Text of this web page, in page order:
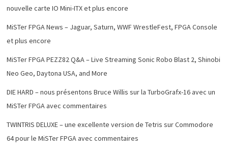
nouvelle carte IO Mini-ITX et plus encore
MiSTer FPGA News – Jaguar, Saturn, WWF WrestleFest, FPGA Console
et plus encore
MiSTer FPGA PEZZ82 Q&A – Live Streaming Sonic Robo Blast 2, Shinobi
Neo Geo, Daytona USA, and More
DIE HARD – nous présentons Bruce Willis sur la TurboGrafx-16 avec un
MiSTer FPGA avec commentaires
TWINTRIS DELUXE – une excellente version de Tetris sur Commodore
64 pour le MiSTer FPGA avec commentaires